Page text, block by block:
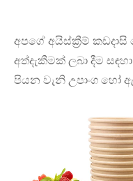
අපගේ අයිස්ක්‍රීම්
අත්දැකීමක් ලබා දීම
පියන වැනි උපාංග හෝ